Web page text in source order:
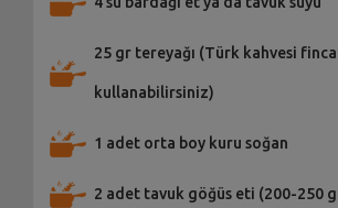
25 gr tereyağı (Türk kahvesi
kullanabilirsiniz)
1 adet orta boy kuru soğan
2 adet tavuk göğüs eti (200-250